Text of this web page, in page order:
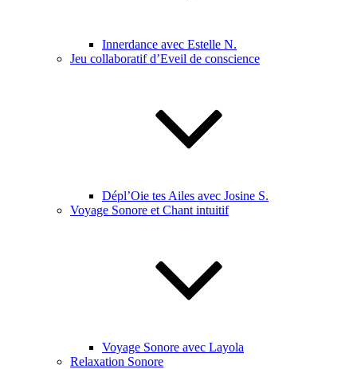
Innerdance avec Estelle N.
Jeu collaboratif d’Eveil de conscience
Dépl’Oie tes Ailes avec Josine S.
Voyage Sonore et Chant intuitif
Voyage Sonore avec Layola
Relaxation Sonore